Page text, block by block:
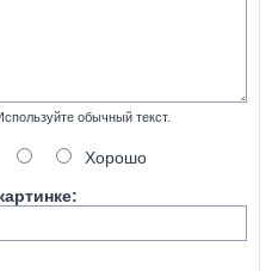
обычный текст.
Хорошо